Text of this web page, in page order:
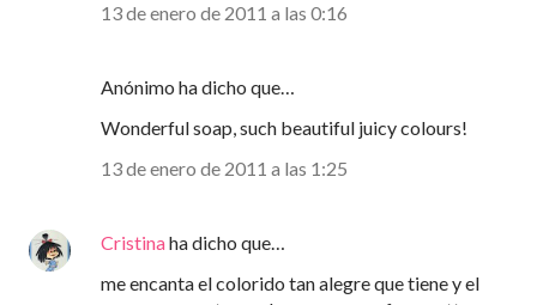
13 de enero de 2011 a las 0:16
Anónimo ha dicho que…
Wonderful soap, such beautiful juicy colours!
13 de enero de 2011 a las 1:25
Cristinaha dicho que…
me encanta el colorido tan alegre que tiene y el